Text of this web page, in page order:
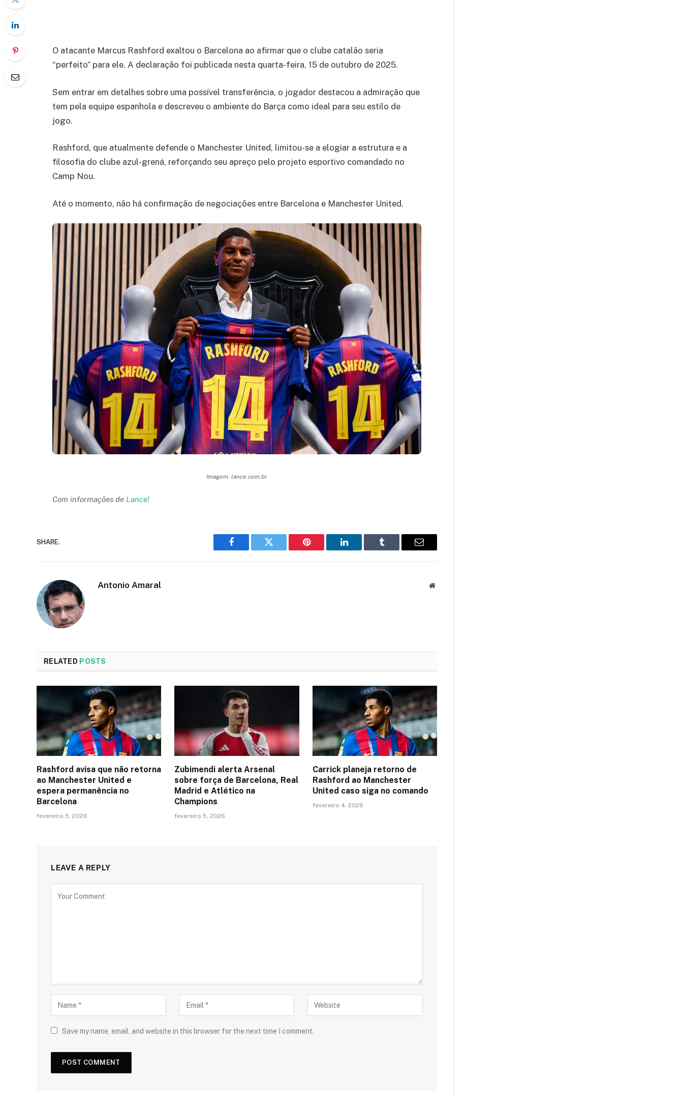
O atacante Marcus Rashford exaltou o Barcelona ao afirmar que o clube catalão seria
“perfeito” para ele. A declaração foi publicada nesta quarta-feira, 15 de outubro de 2025.
Sem entrar em detalhes sobre uma possível transferência, o jogador destacou a admiração que
tem pela equipe espanhola e descreveu o ambiente do Barça como ideal para seu estilo de
jogo.
Rashford, que atualmente defende o Manchester United, limitou-se a elogiar a estrutura e a
filosofia do clube azul-grená, reforçando seu apreço pelo projeto esportivo comandado no
Camp Nou.
Até o momento, não há confirmação de negociações entre Barcelona e Manchester United.
Imagem: lance.com.br
Com informações de Lance!
SHARE.
Facebook Twitter Pinterest LinkedIn Tumblr Email
Antonio Amaral Website
RELATED POSTS
Rashford avisa que não retorna
ao Manchester United e
espera permanência no
Barcelona
fevereiro 5, 2026
Zubimendi alerta Arsenal
sobre força de Barcelona, Real
Madrid e Atlético na
Champions
fevereiro 5, 2026
Carrick planeja retorno de
Rashford ao Manchester
United caso siga no comando
fevereiro 4, 2026
LEAVE A REPLY
Save my name, email, and website in this browser for the next time I comment.